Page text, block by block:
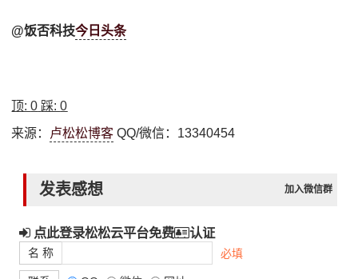
@饭否科技今日头条
顶:0 踩:0
来源： 卢松松博客 QQ/微信：13340454
发表感想 加入微信群
点此登录松松云平台免费 认证
名 称 必填